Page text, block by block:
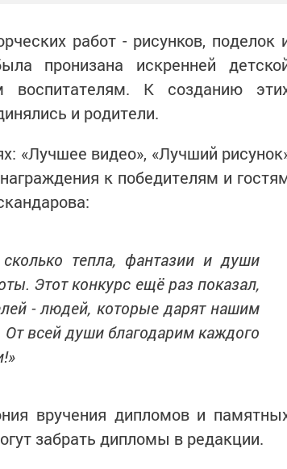
работ - рисунков, поделок
пронизана искренней
К созданию
и родители.
«Лучшее видео», «Лучший
к победителям и
тепла, фантазии и души
Этот конкурс ещё раз показал,
- людей, которые дарят нашим
всей души благодарим каждого
вручения дипломов и
забрать дипломы в редакции.